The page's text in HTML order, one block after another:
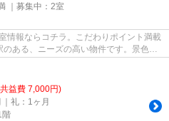
｜募集中： 2室
情報ならコチラ。こだわりポイント満載
ある、ニーズの高い物件です。景色を
益費 7,000円)
礼：1ヶ月
階